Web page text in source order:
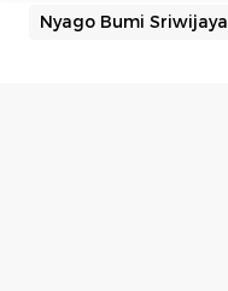
Nyago Bumi Sriwijaya